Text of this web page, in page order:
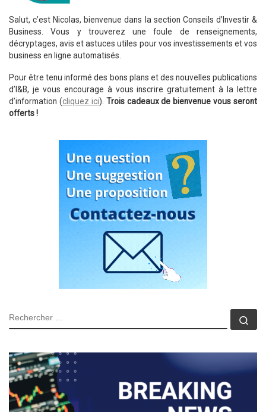
Salut, c’est Nicolas, bienvenue dans la section Conseils d’Investir &
Business. Vous y trouverez une foule de renseignements,
décryptages, avis et astuces utiles pour vos investissements et vos
business en ligne automatisés.
Pour être tenu informé des bons plans et des nouvelles publications
d’I&B, je vous encourage à vous inscrire gratuitement à la lettre
d’information (cliquez ici). Trois cadeaux de bienvenue vous seront
offerts !
RECHERCHER